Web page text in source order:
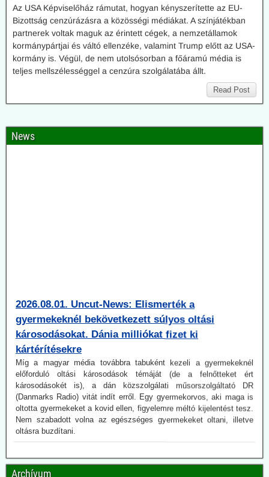
Az USA Képviselőház rámutat, hogyan kényszerítette az EU-
Bizottság cenzúrázásra a közösségi médiákat. A színjátékban
partnerek voltak maguk az érintett cégek, a nemzetállamok
kormánypártjai és váltó ellenzéke, valamint Trump előtt az USA-
kormány is. Végül, de nem utolsósorban a főáramú média is
teljes mellszélességgel a cenzúra szolgálatába állt.
Read Post
News
gyermekeknél bekövetkezett súlyos oltási
károsodásokat. Dánia milliókat fizet ki
kártérítésekre
Míg a magyar média továbbra tabuként kezeli a gyermekeknél
előforduló oltási károsodások témáját (de a felnőtteket ért
károsodásokét is), a dán közszolgálati műsorszolgáltató DR
(Danmarks Radio) vitát indít erről. Egy gyermekorvos, aki maga is
oltotta gyermekeket a kovid ellen, figyelemre méltó kijelentést tesz.
Nem szabadott volna az egészséges gyermekeket oltani, illetve
oltásra buzdítani.
2026.07.21. Jonfleetwood.com: A US Army már
kutatott.
Archívum